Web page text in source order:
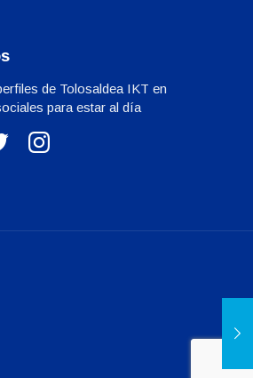
de Tolosaldea IKT en
para estar al día